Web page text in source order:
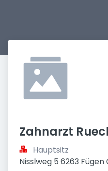
Zahnarzt
Hauptsitz
Nisslweg 5 6263